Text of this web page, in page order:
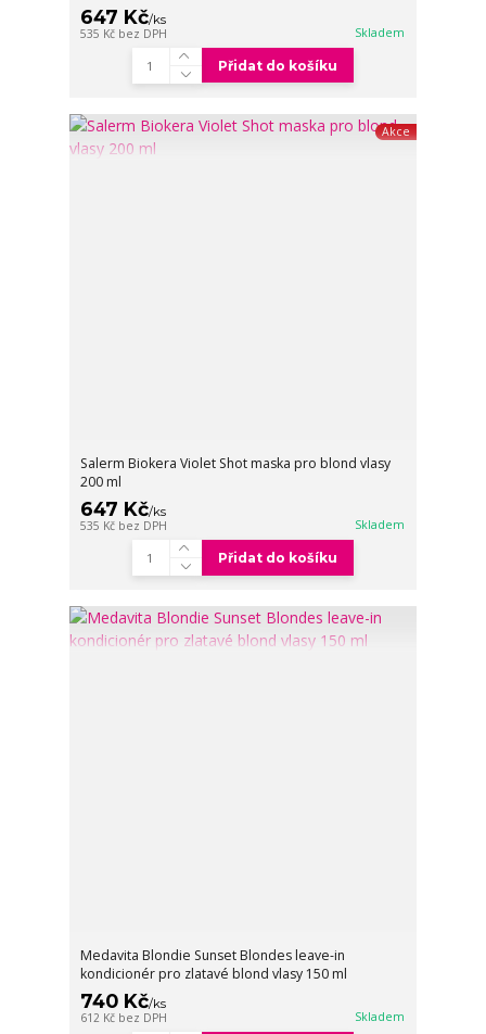
647 Kč/ks
535 Kč bez DPH Skladem
Přidat do košíku
Akce
Salerm Biokera Violet Shot maska pro blond vlasy
200 ml
647 Kč/ks
535 Kč bez DPH Skladem
Přidat do košíku
Medavita Blondie Sunset Blondes leave-in
kondicionér pro zlatavé blond vlasy 150 ml
740 Kč/ks
612 Kč bez DPH Skladem